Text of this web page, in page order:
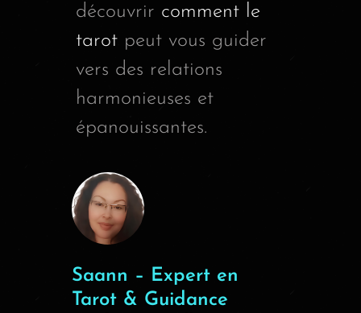
découvrir comment le
tarot peut vous guider
vers des relations
harmonieuses et
épanouissantes.
Saann – Expert en
Tarot & Guidance